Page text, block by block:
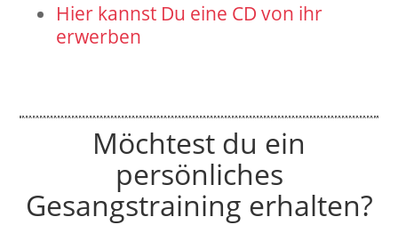
Hier kannst Du eine CD von ihr
erwerben
Möchtest du ein
persönliches
Gesangstraining erhalten?